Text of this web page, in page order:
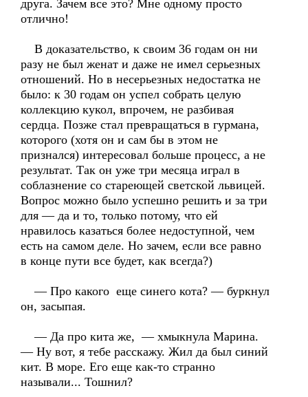
друга. Зачем все это? Мне одному просто
отлично!
В доказательство, к своим 36 годам он ни
разу не был женат и даже не имел серьезных
отношений. Но в несерьезных недостатка не
было: к 30 годам он успел собрать целую
коллекцию кукол, впрочем, не разбивая
сердца. Позже стал превращаться в гурмана,
которого (хотя он и сам бы в этом не
признался) интересовал больше процесс, а не
результат. Так он уже три месяца играл в
соблазнение со стареющей светской львицей.
Вопрос можно было успешно решить и за три
для — да и то, только потому, что ей
нравилось казаться более недоступной, чем
есть на самом деле. Но зачем, если все равно
в конце пути все будет, как всегда?)
— Про какого еще синего кота? — буркнул
он, засыпая.
— Да про кита же, — хмыкнула Марина.
— Ну вот, я тебе расскажу. Жил да был синий
кит. В море. Его еще как-то странно
называли... Тошнил?